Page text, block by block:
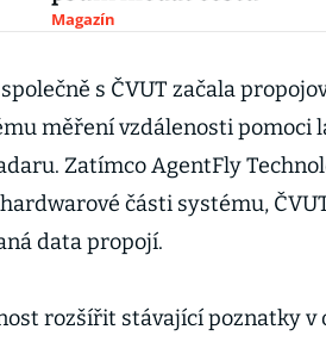
Magazín
s ČVUT začala
měření vzdálenosti pomoci
Zatímco AgentFly
části systému,
data propojí.
rozšířit stávající poznatky v